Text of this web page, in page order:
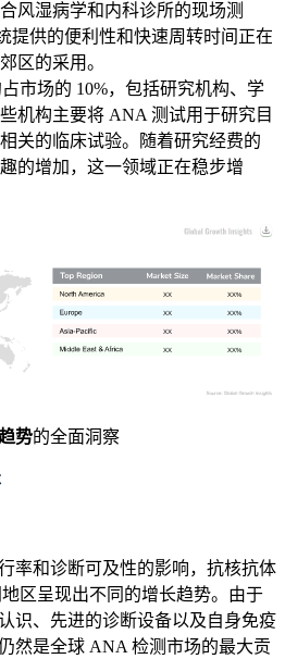
风湿病学和内科诊所的现场测
提供的便利性和快速周转时间正在
区的采用。
市场的 10%，包括研究机构、学
机构主要将 ANA 测试用于研究目
关的临床试验。随着研究经费的
的增加，这一领域正在稳步增
XX%
XX
XX%
XX
XX%
XX
XX%
XX
势的全面洞察
率和诊断可及性的影响，抗核抗体
区呈现出不同的增长趋势。由于
识、先进的诊断设备以及自身免疫
然是全球 ANA 检测市场的最大贡